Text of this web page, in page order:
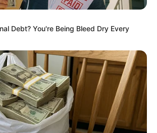
Need Viagra If You Do This Once A
Debt? You're Being Bleed Dry Every